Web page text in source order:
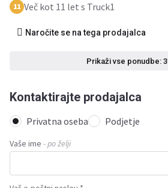
11 Več kot 11 let s Truck1
Naročite se na tega prodajalca
Prikaži vse ponudbe:
Kontaktirajte prodajalca
Privatna oseba Podjetje
Vaše ime - po želji